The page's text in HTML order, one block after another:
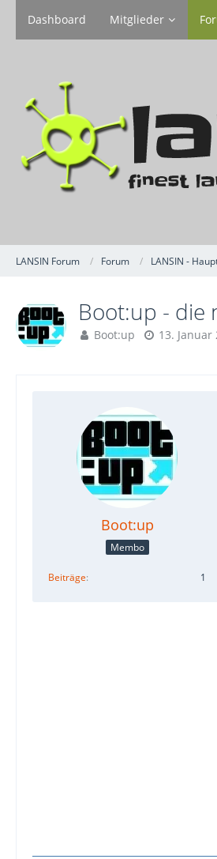
Dashboard Mitglieder
LANSIN Forum Forum LANSIN -
Boot:up - die
Boot:up 13. Januar
Boot:up
Membo
Beiträge 1